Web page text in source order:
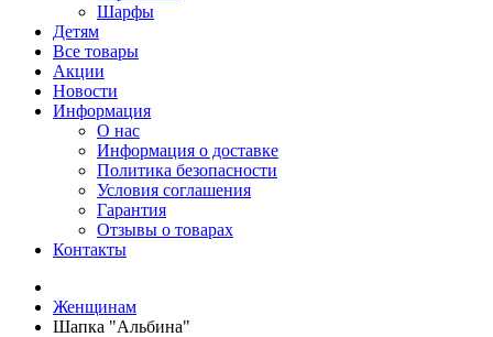
Шарфы
Детям
Все товары
Акции
Новости
Информация
О нас
Информация о доставке
Политика безопасности
Условия соглашения
Гарантия
Отзывы о товарах
Контакты
Женщинам
Шапка "Альбина"